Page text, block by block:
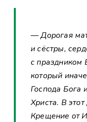
— Дорогая
и сёстры,
с праздником
который
Господа Бога
Христа. В
Крещение от